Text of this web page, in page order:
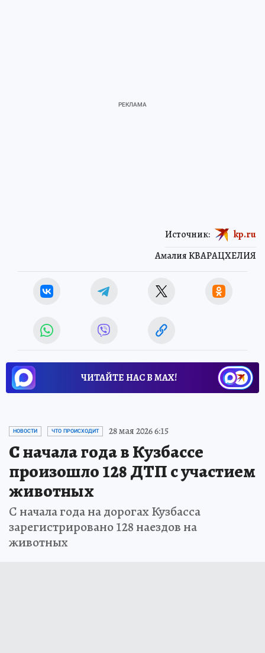
Амалия КВАРАЦХЕЛИЯ
Источник: kp.ru
ЧИТАЙТЕ НАС В МАХ!
НОВОСТИ ЧТО ПРОИСХОДИТ 28 мая 2026 6:15
С начала года в Кузбассе
произошло 128 ДТП с участием
животных
С начала года на дорогах Кузбасса
зарегистрировано 128 наездов на
животных